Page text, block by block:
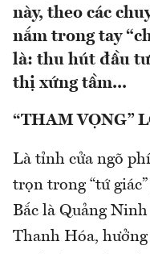
này, theo các
nắm trong tay
là: thu hút đầu
thị xứng tầm...
“THAM VỌNG”
Là tỉnh cửa ngõ
trọn trong “tứ
Bắc là Quảng
Thanh Hóa,